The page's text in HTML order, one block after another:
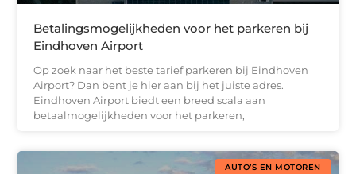
Betalingsmogelijkheden voor het parkeren bij
Eindhoven Airport
Op zoek naar het beste tarief parkeren bij Eindhoven
Airport? Dan bent je hier aan bij het juiste adres.
Eindhoven Airport biedt een breed scala aan
betaalmogelijkheden voor het parkeren,
AUTO’S EN MOTOREN